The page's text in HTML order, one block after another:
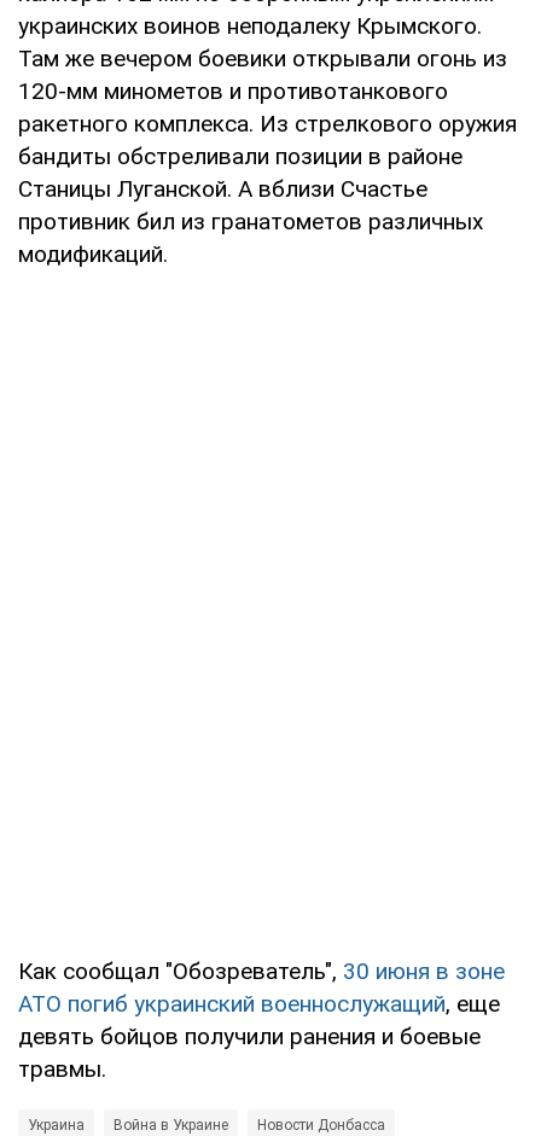
украинских воинов неподалеку Крымского.
Там же вечером боевики открывали огонь из
120-мм минометов и противотанкового
ракетного комплекса. Из стрелкового оружия
бандиты обстреливали позиции в районе
Станицы Луганской. А вблизи Счастье
противник бил из гранатометов различных
модификаций.
Как сообщал "Обозреватель", 30 июня в зоне
АТО погиб украинский военнослужащий, еще
девять бойцов получили ранения и боевые
травмы.
Украина Война в Украине Новости Донбасса